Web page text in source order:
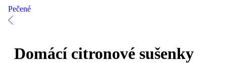
Pečené
Domácí citronové sušenky